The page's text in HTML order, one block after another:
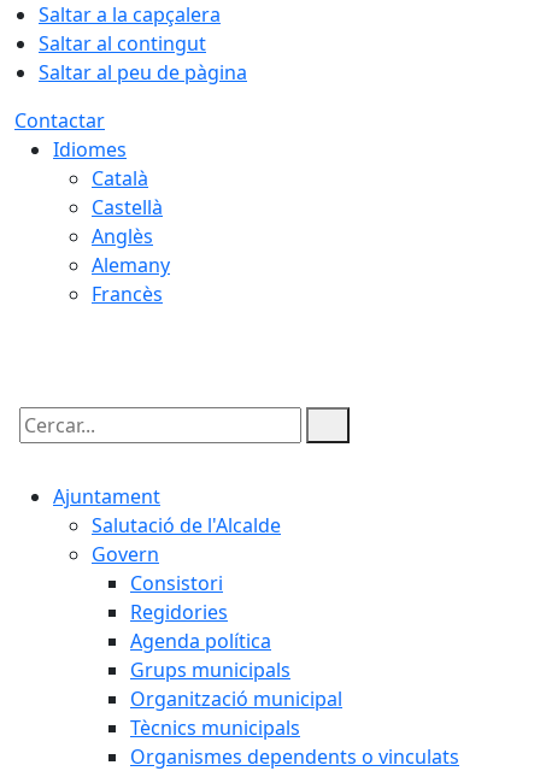
Saltar a la capçalera
Saltar al contingut
Saltar al peu de pàgina
Contactar
Idiomes
Català
Castellà
Anglès
Alemany
Francès
Cercar:
Ajuntament
Salutació de l'Alcalde
Govern
Consistori
Regidories
Agenda política
Grups municipals
Organització municipal
Tècnics municipals
Organismes dependents o vinculats